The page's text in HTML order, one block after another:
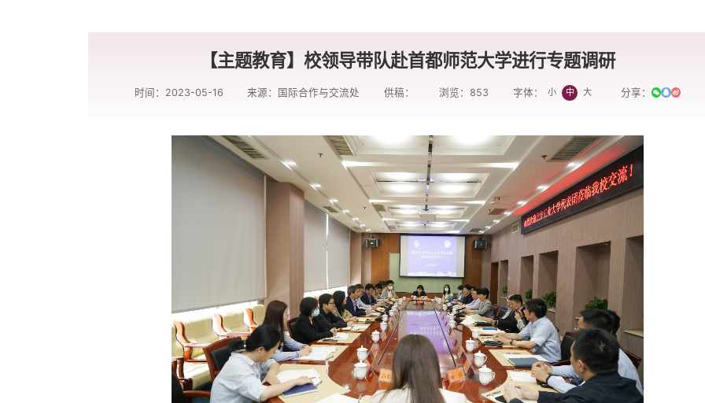
【主题教育】校领导带队赴首都师范大学进行专题调研
时间：2023-05-16 来源：国际合作与交流处 供稿： 浏览： 853 字体： 小 中 大 分享：